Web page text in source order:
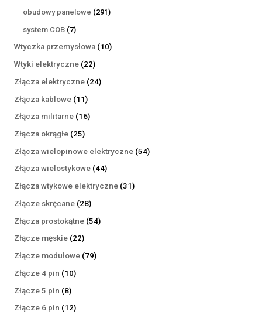
produkty
obudowy panelowe 291291
system COB 77
produktów
Wtyczka przemysłowa 1010
Wtyki elektryczne 2222
produkty
Złącza elektryczne 2424
Złącza kablowe 1111
produktów
Złącza militarne 1616
Złącza okrągłe 2525
produktów
Złącza wielopinowe elektryczne 5454
Złącza wielostykowe 4444
produkty
Złącza wtykowe elektryczne 3131
Złącze skręcane 2828
produktów
Złącza prostokątne 5454
Złącze męskie 2222
produkty
Złącze modułowe 7979
Złącze 4 pin 1010
Złącze 5 pin 88
produktów
Złącze 6 pin 1212